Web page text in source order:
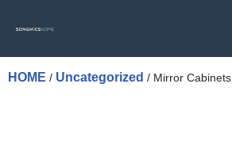
to
HOME / Uncategorized / Mirror Cabinets